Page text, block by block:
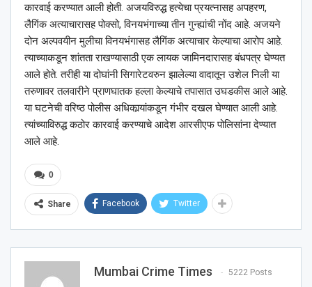
कारवाई करण्यात आली होती. अजयविरुद्ध हत्येचा प्रयत्नासह अपहरण,
लैगिंक अत्याचारासह पोक्सो, विनयभंगाच्या तीन गुन्ह्यांची नोंद आहे. अजयने
दोन अल्पवयीन मुलीचा विनयभंगासह लैगिंक अत्याचार केल्याचा आरोप आहे.
त्याच्याकडून शांतता राखण्यासाठी एक लायक जामिनदारासह बंधपत्र घेण्यत
आले होते. तरीही या दोघांनी सिगारेटवरुन झालेल्या वादातून उशेल निली या
तरुणावर तलवारीने प्राणघातक हल्ला केल्याचे तपासात उघडकीस आले आहे.
या घटनेची वरिष्ठ पोलीस अधिकार्‍यांकडून गंभीर दखल घेण्यात आली आहे.
त्यांच्याविरुद्ध कठोर कारवाई करण्याचे आदेश आरसीएफ पोलिसांना देण्यात
आले आहे.
0
Share Facebook Twitter
Mumbai Crime Times 5222 Posts